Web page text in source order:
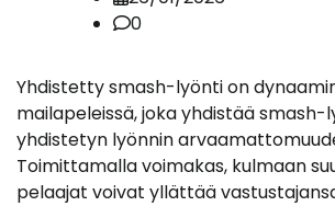
0
Yhdistetty smash-lyönti on
mailapeleissä, joka yhdistää smash-
yhdistetyn lyönnin
Toimittamalla voimakas, kulmaan
pelaajat voivat yllättää